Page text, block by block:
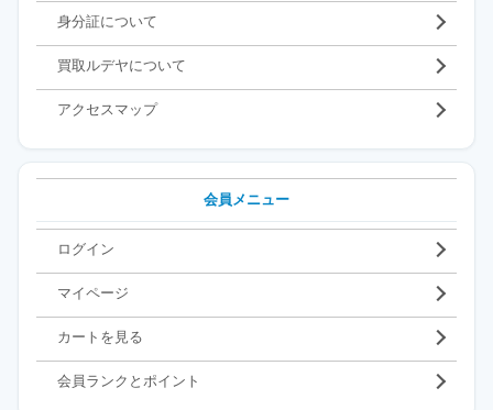
身分証について
買取ルデヤについて
アクセスマップ
会員メニュー
ログイン
マイページ
カートを見る
会員ランクとポイント